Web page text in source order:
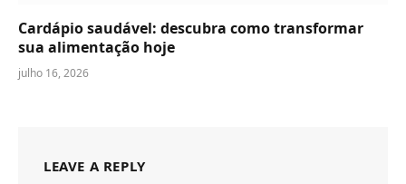
Cardápio saudável: descubra como transformar
sua alimentação hoje
julho 16, 2026
LEAVE A REPLY